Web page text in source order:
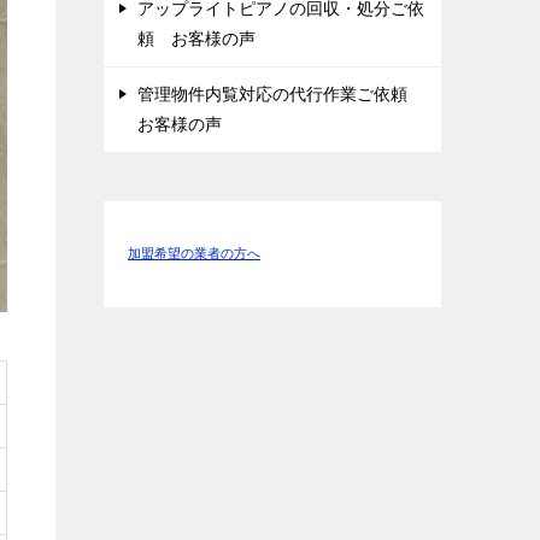
アップライトピアノの回収・処分ご依
頼 お客様の声
管理物件内覧対応の代行作業ご依頼
お客様の声
加盟希望の業者の方へ